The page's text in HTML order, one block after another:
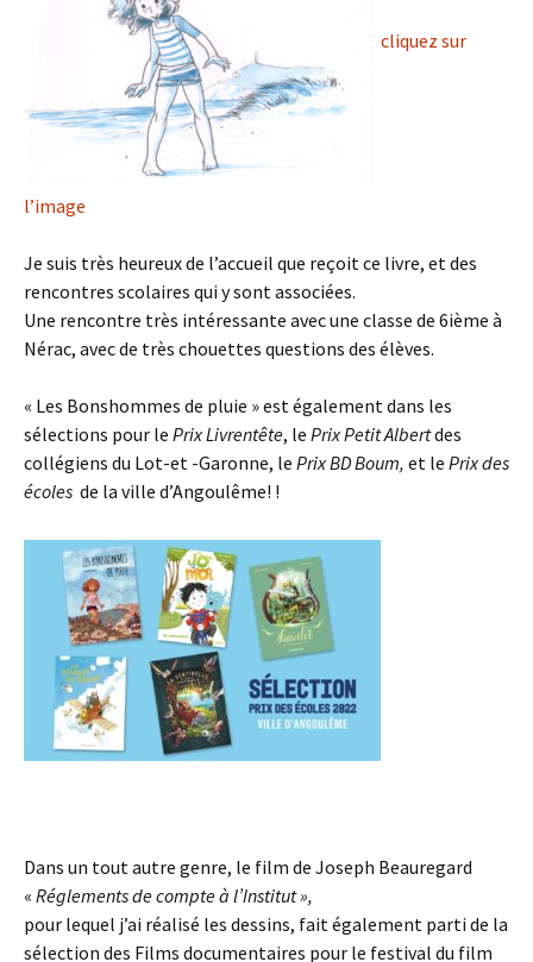
cliquez sur
l’image
Je suis très heureux de l’accueil que reçoit ce livre, et des
rencontres scolaires qui y sont associées.
Une rencontre très intéressante avec une classe de 6ième à
Nérac, avec de très chouettes questions des élèves.
« Les Bonshommes de pluie » est également dans les
sélections pour le Prix Livrentête, le Prix Petit Albertdes
collégiens du Lot-et -Garonne, le Prix BD Boum, et le Prix des
écoles de la ville d’Angoulême! !
Dans un tout autre genre, le film de Joseph Beauregard
« Réglements de compte à l’Institut »,
pour lequel j’ai réalisé les dessins, fait également parti de la
sélection des Films documentaires pour le festival du film